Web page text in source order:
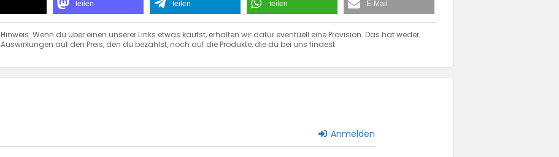
teilen teilen teilen E-Mail
Hinweis: Wenn du über einen unserer Links etwas kaufst, erhalten wir dafür eventuell eine Provision. Das hat weder
Auswirkungen auf den Preis, den du bezahlst, noch auf die Produkte, die du bei uns findest.
Anmelden